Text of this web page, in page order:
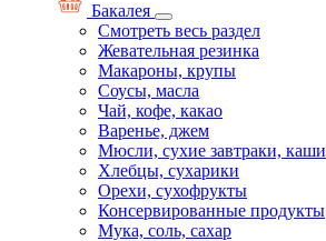
Бакалея
Смотреть весь раздел
Жевательная резинка
Макароны, крупы
Соусы, масла
Чай, кофе, какао
Варенье, джем
Мюсли, сухие завтраки, каши
Хлебцы, сухарики
Орехи, сухофрукты
Консервированные продукты
Мука, соль, сахар